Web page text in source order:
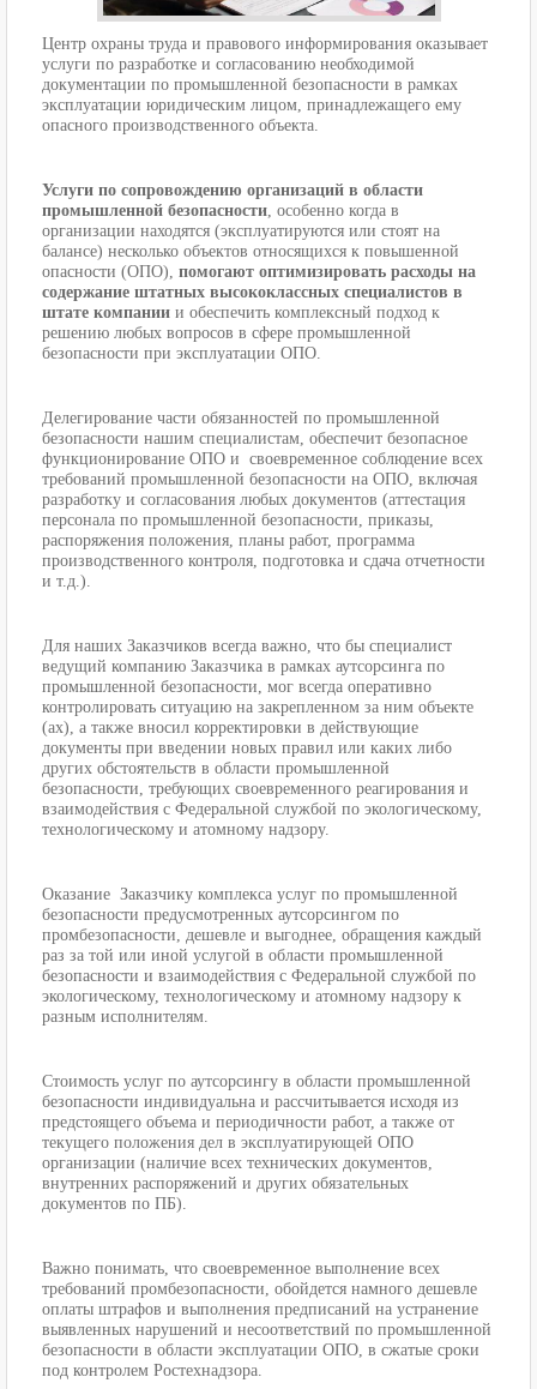
Центр охраны труда и правового информирования оказывает
услуги по разработке и согласованию необходимой
документации по промышленной безопасности в рамках
эксплуатации юридическим лицом, принадлежащего ему
опасного производственного объекта.
Услуги по сопровождению организаций в области
промышленной безопасности, особенно когда в
организации находятся (эксплуатируются или стоят на
балансе) несколько объектов относящихся к повышенной
опасности (ОПО), помогают оптимизировать расходы на
содержание штатных высококлассных специалистов в
штате компании и обеспечить комплексный подход к
решению любых вопросов в сфере промышленной
безопасности при эксплуатации ОПО.
Делегирование части обязанностей по промышленной
безопасности нашим специалистам, обеспечит безопасное
функционирование ОПО и своевременное соблюдение всех
требований промышленной безопасности на ОПО, включая
разработку и согласования любых документов (аттестация
персонала по промышленной безопасности, приказы,
распоряжения положения, планы работ, программа
производственного контроля, подготовка и сдача отчетности
и т.д.).
Для наших Заказчиков всегда важно, что бы специалист
ведущий компанию Заказчика в рамках аутсорсинга по
промышленной безопасности, мог всегда оперативно
контролировать ситуацию на закрепленном за ним объекте
(ах), а также вносил корректировки в действующие
документы при введении новых правил или каких либо
других обстоятельств в области промышленной
безопасности, требующих своевременного реагирования и
взаимодействия с Федеральной службой по экологическому,
технологическому и атомному надзору.
Оказание Заказчику комплекса услуг по промышленной
безопасности предусмотренных аутсорсингом по
промбезопасности, дешевле и выгоднее, обращения каждый
раз за той или иной услугой в области промышленной
безопасности и взаимодействия с Федеральной службой по
экологическому, технологическому и атомному надзору к
разным исполнителям.
Стоимость услуг по аутсорсингу в области промышленной
безопасности индивидуальна и рассчитывается исходя из
предстоящего объема и периодичности работ, а также от
текущего положения дел в эксплуатирующей ОПО
организации (наличие всех технических документов,
внутренних распоряжений и других обязательных
документов по ПБ).
Важно понимать, что своевременное выполнение всех
требований промбезопасности, обойдется намного дешевле
оплаты штрафов и выполнения предписаний на устранение
выявленных нарушений и несоответствий по промышленной
безопасности в области эксплуатации ОПО, в сжатые сроки
под контролем Ростехнадзора.